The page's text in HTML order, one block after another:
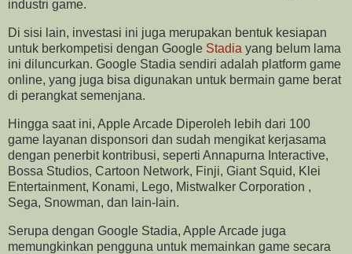
industri game.
Di sisi lain, investasi ini juga merupakan bentuk kesiapan
untuk berkompetisi dengan Google Stadia yang belum lama
ini diluncurkan. Google Stadia sendiri adalah platform game
online, yang juga bisa digunakan untuk bermain game berat
di perangkat semenjana.
Hingga saat ini, Apple Arcade Diperoleh lebih dari 100
game layanan disponsori dan sudah mengikat kerjasama
dengan penerbit kontribusi, seperti Annapurna Interactive,
Bossa Studios, Cartoon Network, Finji, Giant Squid, Klei
Entertainment, Konami, Lego, Mistwalker Corporation ,
Sega, Snowman, dan lain-lain.
Serupa dengan Google Stadia, Apple Arcade juga
memungkinkan pengguna untuk memainkan game secara